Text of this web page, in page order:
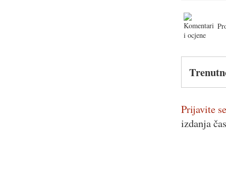
Prijavite
izdanja